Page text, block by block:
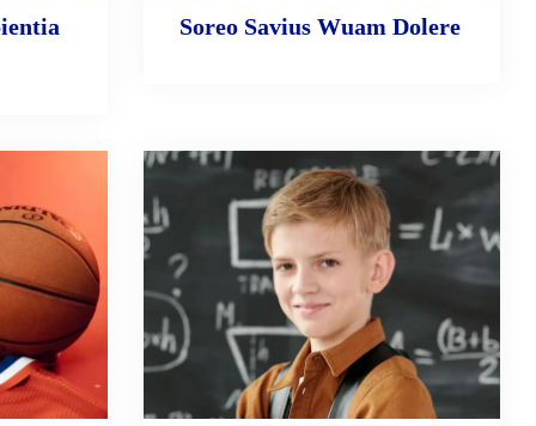
Soreo Savius Wuam Dolere